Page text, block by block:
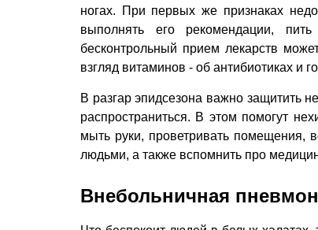
ногах. При первых же признаках
выполнять его рекомендации,
бесконтрольный прием лекарств
взгляд витаминов - об антибиотиках и
В разгар эпидсезона важно защитить
распространиться. В этом помогут
мыть руки, проветривать помещения,
людьми, а также вспомнить про
Внебольничная